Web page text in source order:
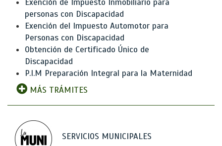
Exención de Impuesto Inmobiliario para
personas con Discapacidad
Exención del Impuesto Automotor para
Personas con Discapacidad
Obtención de Certificado Único de
Discapacidad
P.I.M Preparación Integral para la Maternidad
MÁS TRÁMITES
SERVICIOS MUNICIPALES